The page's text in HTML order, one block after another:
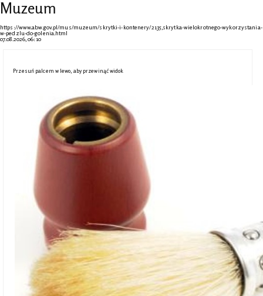
Muzeum
https://www.abw.gov.pl/mus/muzeum/skrytki-i-kontenery/2135,skrytka-wielokrotnego-wykorzystania-
w-pedzlu-do-golenia.html
07.08.2026, 06:10